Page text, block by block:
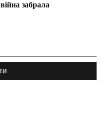
війна забрала